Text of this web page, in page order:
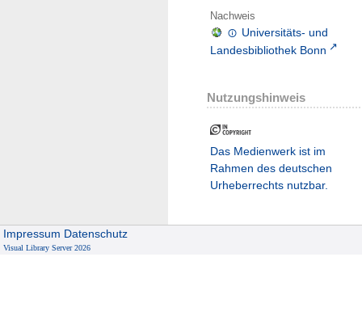
Nachweis
Universitäts- und
Landesbibliothek Bonn
Nutzungshinweis
Das Medienwerk ist im
Rahmen des deutschen
Urheberrechts nutzbar.
Impressum Datenschutz
Visual Library Server 2026